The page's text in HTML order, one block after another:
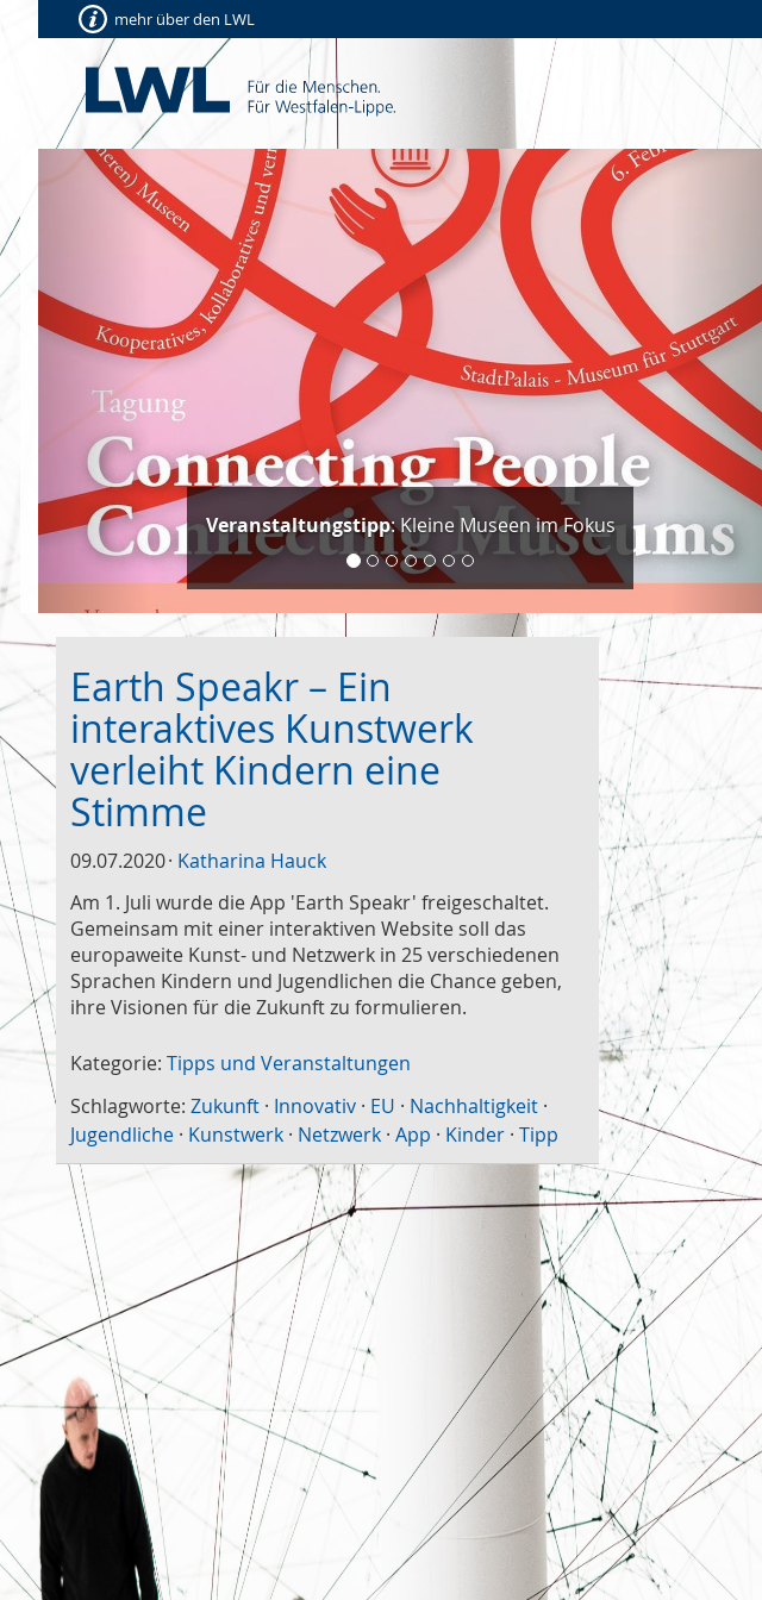
mehr über den LWL
Veranstaltungstipp: Kleine Museen im Fokus
Vorherige
Earth Speakr – Ein
interaktives Kunstwerk
verleiht Kindern eine
Stimme
09.07.2020 Katharina Hauck
Am 1. Juli wurde die App 'Earth Speakr' freigeschaltet.
Gemeinsam mit einer interaktiven Website soll das
europaweite Kunst- und Netzwerk in 25 verschiedenen
Sprachen Kindern und Jugendlichen die Chance geben,
ihre Visionen für die Zukunft zu formulieren.
Kategorie: Tipps und Veranstaltungen
Schlagworte: Zukunft · Innovativ · EU · Nachhaltigkeit ·
Jugendliche · Kunstwerk · Netzwerk · App · Kinder · Tipp